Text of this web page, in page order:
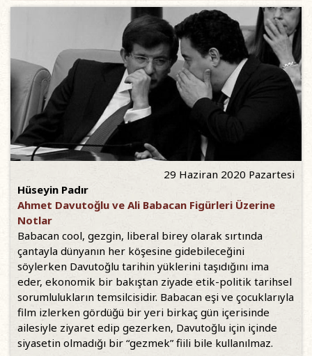
29 Haziran 2020 Pazartesi
Hüseyin Padır
Ahmet Davutoğlu ve Ali Babacan Figürleri Üzerine
Notlar
Babacan cool, gezgin, liberal birey olarak sırtında
çantayla dünyanın her köşesine gidebileceğini
söylerken Davutoğlu tarihin yüklerini taşıdığını ima
eder, ekonomik bir bakıştan ziyade etik-politik tarihsel
sorumlulukların temsilcisidir. Babacan eşi ve çocuklarıyla
film izlerken gördüğü bir yeri birkaç gün içerisinde
ailesiyle ziyaret edip gezerken, Davutoğlu için içinde
siyasetin olmadığı bir “gezmek” fiili bile kullanılmaz.